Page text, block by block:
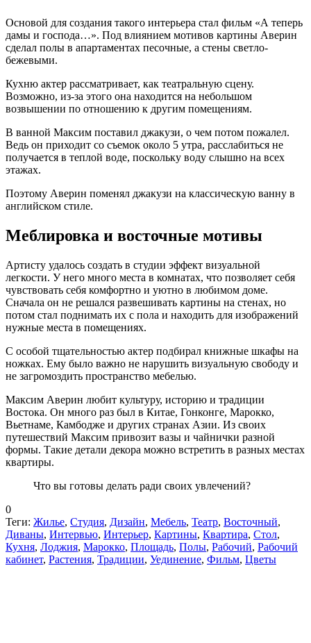
Основой для создания такого интерьера стал фильм «А теперь
дамы и господа…». Под влиянием мотивов картины Аверин
сделал полы в апартаментах песочные, а стены светло-
бежевыми.
Кухню актер рассматривает, как театральную сцену.
Возможно, из-за этого она находится на небольшом
возвышении по отношению к другим помещениям.
В ванной Максим поставил джакузи, о чем потом пожалел.
Ведь он приходит со съемок около 5 утра, расслабиться не
получается в теплой воде, поскольку воду слышно на всех
этажах.
Поэтому Аверин поменял джакузи на классическую ванну в
английском стиле.
Меблировка и восточные мотивы
Артисту удалось создать в студии эффект визуальной
легкости. У него много места в комнатах, что позволяет себя
чувствовать себя комфортно и уютно в любимом доме.
Сначала он не решался развешивать картины на стенах, но
потом стал поднимать их с пола и находить для изображений
нужные места в помещениях.
С особой тщательностью актер подбирал книжные шкафы на
ножках. Ему было важно не нарушить визуальную свободу и
не загромоздить пространство мебелью.
Максим Аверин любит культуру, историю и традиции
Востока. Он много раз был в Китае, Гонконге, Марокко,
Вьетнаме, Камбодже и других странах Азии. Из своих
путешествий Максим привозит вазы и чайнички разной
формы. Такие детали декора можно встретить в разных местах
квартиры.
Что вы готовы делать ради своих увлечений?
0
Теги: Жилье, Студия, Дизайн, Мебель, Театр, Восточный,
Диваны, Интервью, Интерьер, Картины, Квартира, Стол,
Кухня, Лоджия, Марокко, Площадь, Полы, Рабочий, Рабочий
кабинет, Растения, Традиции, Уединение, Фильм, Цветы